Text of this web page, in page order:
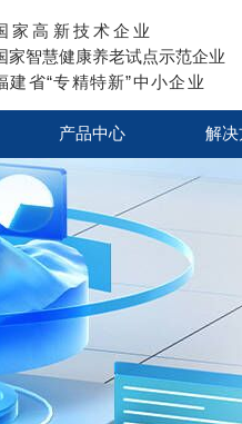
家高新技术企业
家智慧健康养老试点示范企业
建省“专精特新”中小企业
产品中心 解决